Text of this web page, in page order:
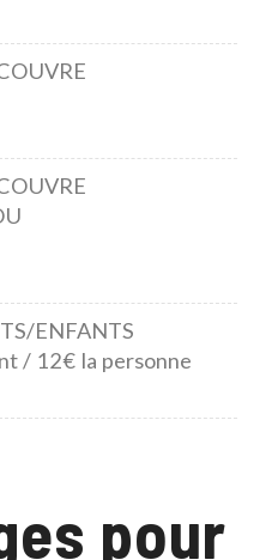
ENFANTS
/ 12€ la personne
pour